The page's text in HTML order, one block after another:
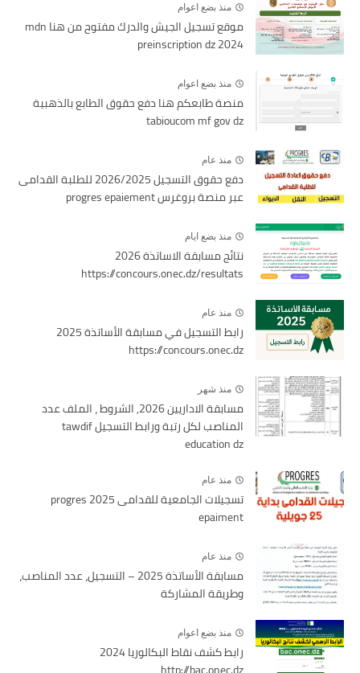
منذ بضع اعوام
موقع تسجيل الجيش والدرك مفتوح من هنا mdn
preinscription dz 2024
منذ بضع اعوام
منصة طابعكم هنا دفع حقوق الطابع بالذهبية
tabioucom mf gov dz
منذ عام
دفع حقوق التسجيل 2026/2025 للطلبة القدامى
عبر منصة بروغرس progres epaiement
منذ بضع ايام
نتائج مسابقة الاساتذة 2026
https://concours.onec.dz/resultats
منذ عام
رابط التسجيل في مسابقة الأساتذة 2025
https://concours.onec.dz
منذ شهر
مسابقة الاداريين 2026, الشروط ، الملف عدد
المناصب لكل رتبة ورابط التسجيل tawdif
education dz
منذ عام
تسجيلات الجامعية للقدامى 2025 progres
epaiment
منذ عام
مسابقة الأساتذة 2025 – التسجيل، عدد المناصب،
وطريقة المشاركة
منذ بضع اعوام
رابط كشف نقاط البكالوريا 2024